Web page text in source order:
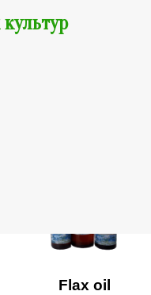
Flax oil